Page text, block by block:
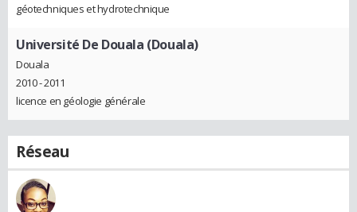
géotechniques et hydrotechnique
Université De Douala (Douala)
Douala
2010 - 2011
licence en géologie générale
Réseau